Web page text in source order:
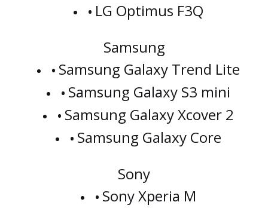
LG Optimus F3Q
Samsung
Samsung Galaxy Trend Lite
Samsung Galaxy S3 mini
Samsung Galaxy Xcover 2
Samsung Galaxy Core
Sony
Sony Xperia M